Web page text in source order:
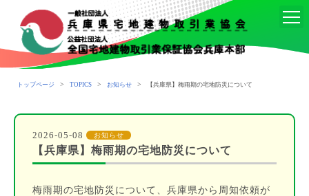
トップページ > TOPICS > お知らせ > 【兵庫県】梅雨期の宅地防災について
2026-05-08 お知らせ
【兵庫県】梅雨期の宅地防災について
梅雨期の宅地防災について、兵庫県から周知依頼が